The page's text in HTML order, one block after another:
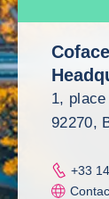
1,
92270,
+33